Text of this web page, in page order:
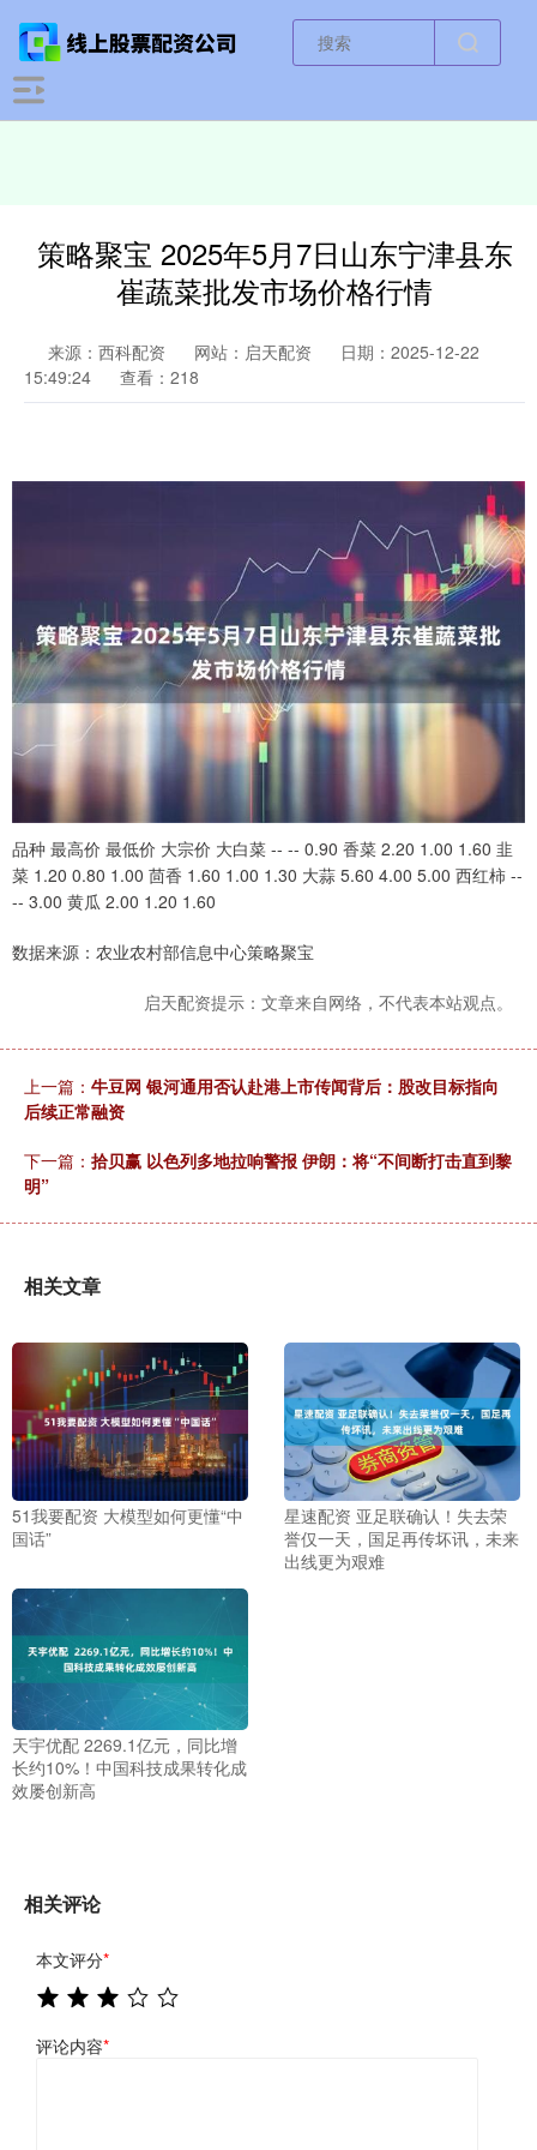
策略聚宝 2025年5月7日山东宁津县东
崔蔬菜批发市场价格行情
来源：西科配资 网站：启天配资
日期：2025-12-22
15:49:24
查看：218
品种 最高价 最低价 大宗价 大白菜 -- -- 0.90 香菜 2.20 1.00 1.60 韭
菜 1.20 0.80 1.00 茴香 1.60 1.00 1.30 大蒜 5.60 4.00 5.00 西红柿 --
-- 3.00 黄瓜 2.00 1.20 1.60
数据来源：农业农村部信息中心策略聚宝
启天配资提示：文章来自网络，不代表本站观点。
上一篇： 牛豆网 银河通用否认赴港上市传闻背后：股改目标指向
后续正常融资
下一篇： 拾贝赢 以色列多地拉响警报 伊朗：将“不间断打击直到黎
明”
相关文章
51我要配资 大模型如何更懂“中
国话”
星速配资 亚足联确认！失去荣
誉仅一天，国足再传坏讯，未来
出线更为艰难
天宇优配 2269.1亿元，同比增
长约10%！中国科技成果转化成
效屡创新高
相关评论
本文评分*
评论内容*